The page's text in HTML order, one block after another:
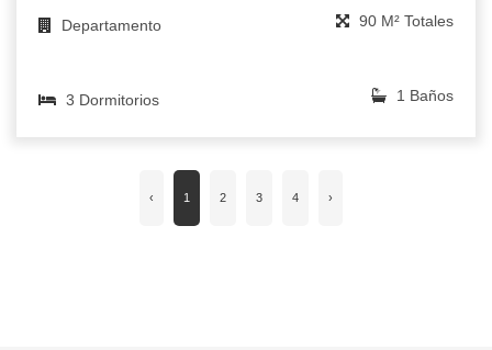
Departamento 90 M² Totales
3 Dormitorios 1 Baños
‹ 1 2 3 4 ›